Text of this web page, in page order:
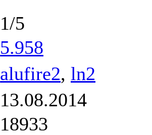
1/5
5.958
alufire2, ln2
13.08.2014
18933